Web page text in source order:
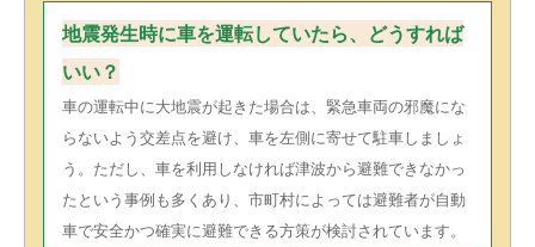
地震発生時に車を運転していたら、どうすれば
いい？
車の運転中に大地震が起きた場合は、緊急車両の邪魔にな
らないよう交差点を避け、車を左側に寄せて駐車しましょ
う。ただし、車を利用しなければ津波から避難できなかっ
たという事例も多くあり、市町村によっては避難者が自動
車で安全かつ確実に避難できる方策が検討されています。